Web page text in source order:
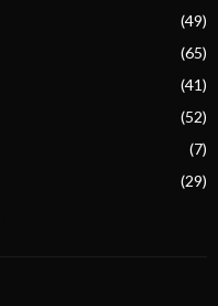
(49)
(65)
(41)
(52)
(7)
(29)